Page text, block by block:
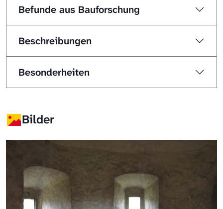
Befunde aus Bauforschung
Beschreibungen
Besonderheiten
Bilder